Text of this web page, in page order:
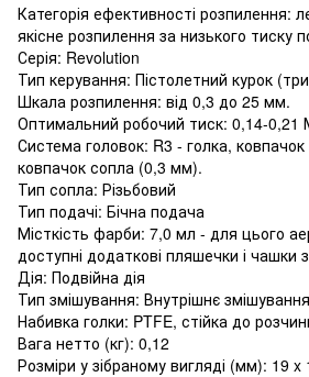
Категорія ефективності розпилення:
якісне розпилення за низького тиску
Серія: Revolution
Тип керування: Пістолетний курок
Шкала розпилення: від 0,3 до 25 мм.
Оптимальний робочий тиск: 0,14-0,21
Система головок: R3 - голка,
ковпачок сопла (0,3 мм).
Тип сопла: Різьбовий
Тип подачі: Бічна подача
Місткість фарби: 7,0 мл - для цього
доступні додаткові пляшечки і
Дія: Подвійна дія
Тип змішування: Внутрішнє змішування
Набивка голки: PTFE, стійка до
Вага нетто (кг): 0,12
Розміри у зібраному вигляді (мм): 19 x